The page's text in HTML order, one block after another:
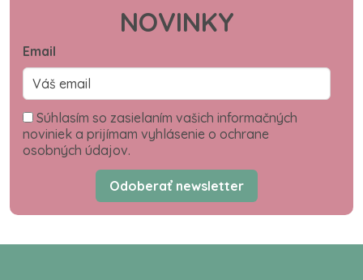
NOVINKY
Email
Súhlasím so zasielaním vašich informačných
noviniek a prijímam vyhlásenie o ochrane
osobných údajov.
Odoberať newsletter